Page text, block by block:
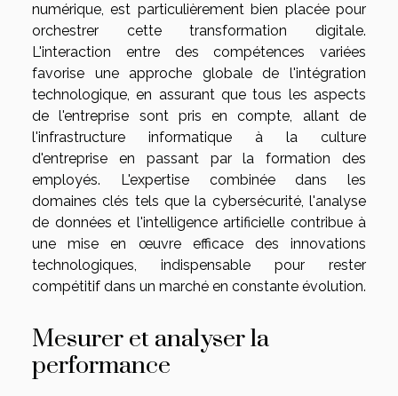
numérique, est particulièrement bien placée pour
orchestrer cette transformation digitale.
L'interaction entre des compétences variées
favorise une approche globale de l'intégration
technologique, en assurant que tous les aspects
de l'entreprise sont pris en compte, allant de
l'infrastructure informatique à la culture
d'entreprise en passant par la formation des
employés. L'expertise combinée dans les
domaines clés tels que la cybersécurité, l'analyse
de données et l'intelligence artificielle contribue à
une mise en œuvre efficace des innovations
technologiques, indispensable pour rester
compétitif dans un marché en constante évolution.
Mesurer et analyser la
performance